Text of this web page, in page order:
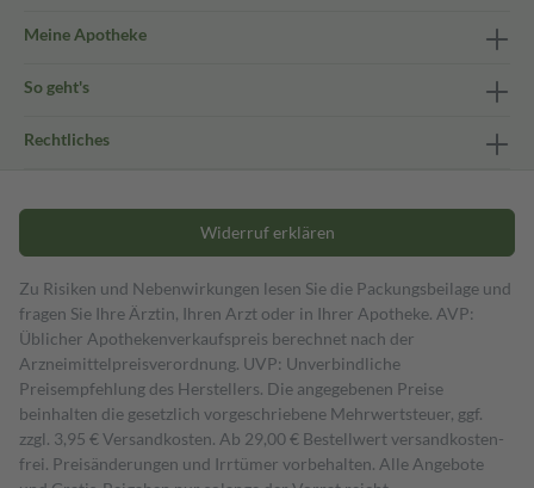
Meine Apotheke
So geht's
Rechtliches
Widerruf erklären
Zu Risiken und Nebenwirkungen lesen Sie die Packungsbeilage und
fragen Sie Ihre Ärztin, Ihren Arzt oder in Ihrer Apotheke. AVP:
Üblicher Apothekenverkaufspreis berechnet nach der
Arzneimittelpreisverordnung. UVP: Unverbindliche
Preisempfehlung des Herstellers. Die angegebenen Preise
beinhalten die gesetzlich vorgeschriebene Mehrwertsteuer, ggf.
zzgl. 3,95 € Versandkosten. Ab 29,00 € Bestell­wert versand­kosten­
frei. Preisänderungen und Irrtümer vorbehalten. Alle Angebote